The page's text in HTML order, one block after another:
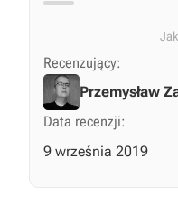
Recenzujący:
Przemysław
Data recenzji:
9 września 2019